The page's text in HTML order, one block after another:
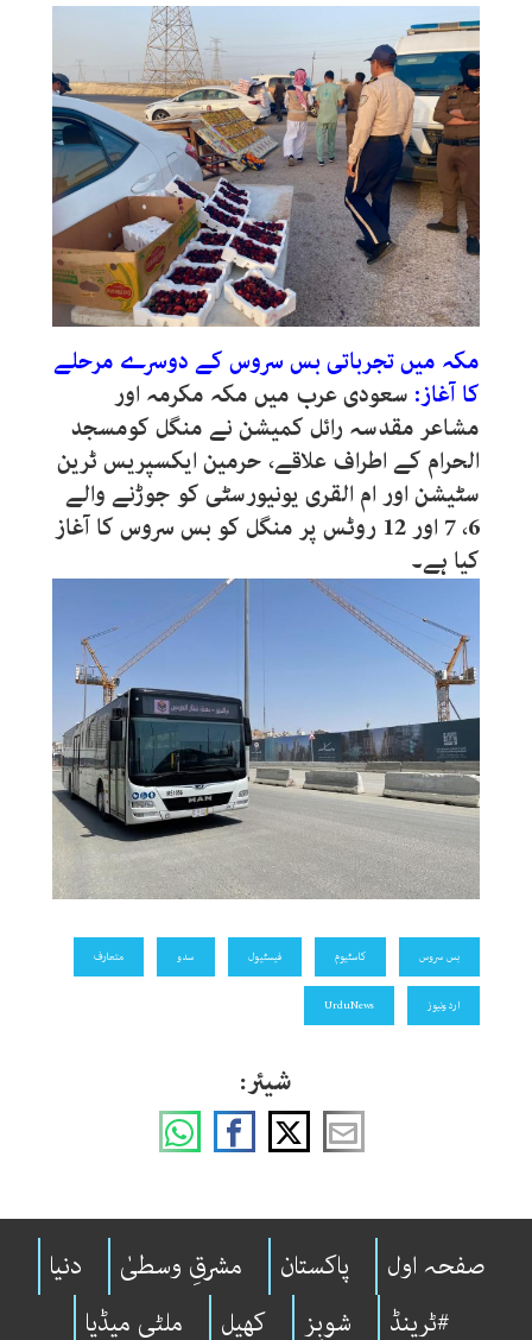
مکہ میں تجرباتی بس سروس کے دوسرے مرحلے
کا آغاز: سعودی عرب میں مکہ مکرمہ اور
مشاعر مقدسہ رائل کمیشن نے منگل کومسجد
الحرام کے اطراف علاقے، حرمین ایکسپریس ٹرین
سٹیشن اور ام القری یونیورسٹی کو جوڑنے والے
6، 7 اور 12 روٹس پر منگل کو بس سروس کا آغاز
کیا ہے۔
بس سروس کاسٹیوم فیسٹیول سدو متعارف
اردونیوز UrduNews
شیئر:
صفحہ اول پاکستان مشرقِ وسطیٰ
دنیا
#ٹرینڈ
شوبِز کھیل ملٹی میڈیا